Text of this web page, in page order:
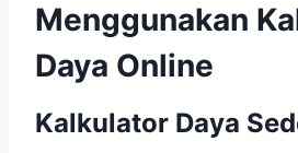
Menggunakan
Daya Online
Kalkulator Daya